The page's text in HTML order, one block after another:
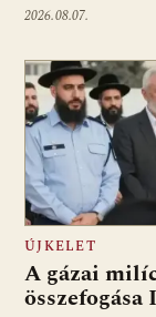
2026.08.07.
ÚJKELET
A gázai